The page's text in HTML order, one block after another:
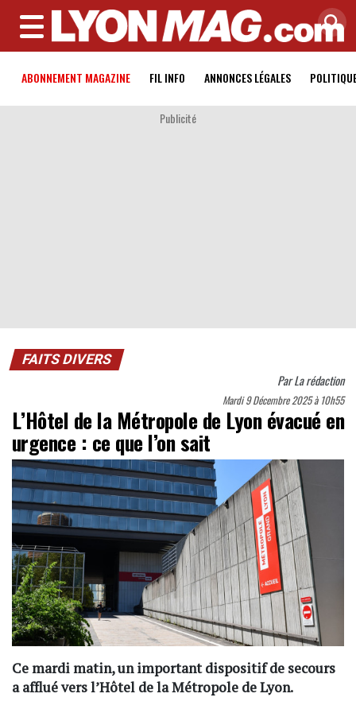
MENU
ABONNEMENT MAGAZINE FIL INFO ANNONCES LÉGALES
Publicité
FAITS DIVERS
ParLa rédaction
Mardi 9 Décembre 2025 à 10h55
L’Hôtel de la Métropole de Lyon évacué en
urgence : ce que l’on sait
Ce mardi matin, un important dispositif de secours
a afflué vers l’Hôtel de la Métropole de Lyon.